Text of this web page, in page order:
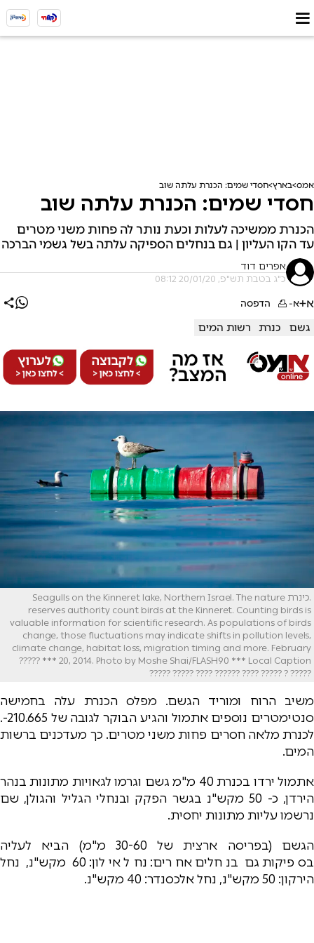
אמס בארץ חסדי שמים: הכנרת עלתה שוב
חסדי שמים: הכנרת עלתה שוב
הכנרת ממשיכה לעלות וכעת נותר לה פחות משני מטרים
עד הקו העליון | גם בנחלים הספיקה עלתה בשל גשמי הברכה
אפרים דוד
כ"ג בטבת תש"פ, 20/01/20 08:12
א+א- הדפסה
גשם כנרת רשות המים
.כינרת Seagulls on the Kinneret lake, Northern Israel. The nature
reserves authority count birds at the Kinneret. Counting birds is
valuable information for scientific research. As populations of birds
change, those fluctuations may indicate shifts in pollution levels,
climate change, habitat loss, migration timing and more. February
20, 2014. Photo by Moshe Shai/FLASH90 *** Local Caption *** ?????
????? ? ????? ???? ?????? ???? ????? ?????
משיב הרוח ומוריד הגשם. מפלס הכנרת עלה בחמישה
סנטימטרים נוספים אתמול והגיע הבוקר לגובה של 210.665-.
לכנרת מלאה חסרים פחות משני מטרים. כך מעדכנים ברשות
המים.
אתמול ירדו בכנרת 40 מ"מ גשם וגרמו לגאויות מתונות בנהר
הירדן, כ- 50 מקש"נ בגשר הפקק ובנחלי הגליל והגולן, שם
נרשמו עליות מתונות יחסית.
הגשם (בפריסה ארצית של 30-60 מ"מ) הביא לעליה
בספיקות גם בנחלים אחרים: נחל אילון: 60 מקש"נ, נחל
הירקון: 50 מקש"נ, נחל אלכסנדר: 40 מקש"נ.